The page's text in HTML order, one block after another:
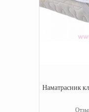
Наматрасник